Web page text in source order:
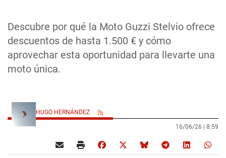
Descubre por qué la Moto Guzzi Stelvio ofrece
descuentos de hasta 1.500 € y cómo
aprovechar esta oportunidad para llevarte una
moto única.
HUGO HERNÁNDEZ
16/06/26 | 8:59